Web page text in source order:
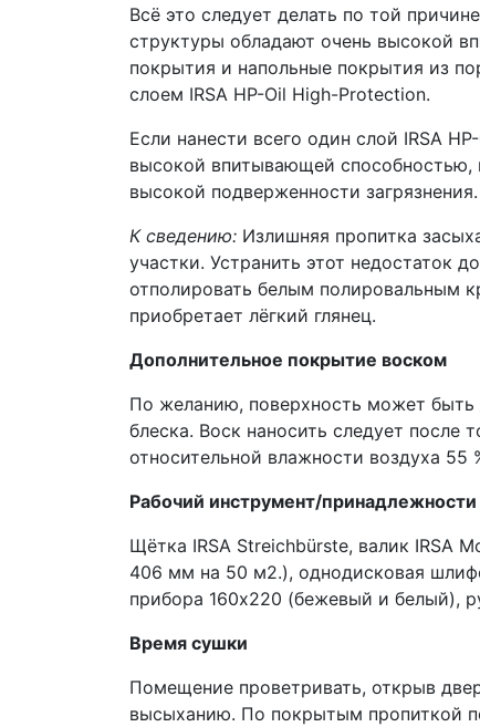
Всё это следует делать по той
структуры обладают очень высокой
покрытия и напольные покрытия из
слоем IRSA HP-Oil High-Protection.
Если нанести всего один слой IRSA
высокой впитывающей способностью,
высокой подверженности загрязнения.
К сведению: Излишняя пропитка
участки. Устранить этот недостаток
отполировать белым полировальным
приобретает лёгкий глянец.
Дополнительное покрытие воском
По желанию, поверхность может быть
блеска. Воск наносить следует после
относительной влажности воздуха 55
Рабочий инструмент/принадлежности
Щётка IRSA Streichbürste, валик IRSA
406 мм на 50 м2.), однодисковая
прибора 160х220 (бежевый и белый),
Время сушки
Помещение проветривать, открыв
высыханию. По покрытым пропиткой